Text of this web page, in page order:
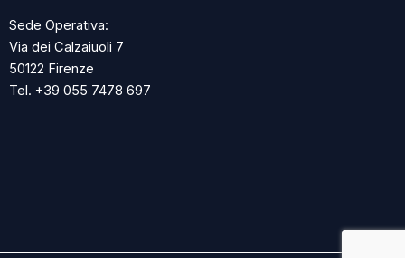
Sede Operativa:
Via dei Calzaiuoli 7
50122 Firenze
Tel. +39 055 7478 697